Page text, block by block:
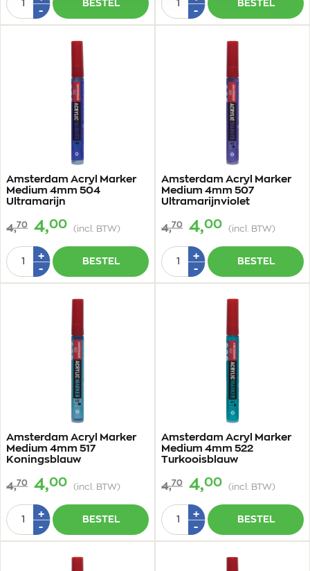
-Min
1
BESTEL
-Min
1
BESTEL
Amsterdam Acryl Marker
Medium 4mm 504
Ultramarijn
4,70 4,00 (incl. BTW)
Aantal
+Plus
-Min
1
BESTEL
Amsterdam Acryl Marker
Medium 4mm 507
Ultramarijnviolet
4,70 4,00 (incl. BTW)
Aantal
+Plus
-Min
1
BESTEL
Amsterdam Acryl Marker
Medium 4mm 517
Koningsblauw
4,70 4,00 (incl. BTW)
Aantal
+Plus
-Min
1
BESTEL
Amsterdam Acryl Marker
Medium 4mm 522
Turkooisblauw
4,70 4,00 (incl. BTW)
Aantal
+Plus
-Min
1
BESTEL